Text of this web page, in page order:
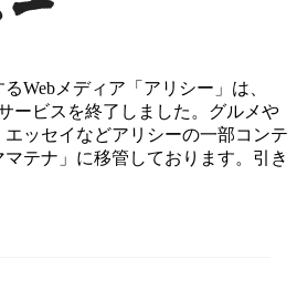
Webメディア「アリシー」は、
ービスを終了しました。グルメや
ッセイなどアリシーの一部コンテ
テナ」に移管しております。引き